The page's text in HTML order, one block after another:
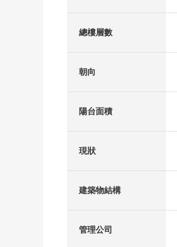
總樓層數
朝向
陽台面積
現狀
建築物結構
管理公司